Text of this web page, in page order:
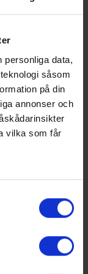
personliga data,
såsom
på din
annonser och
vilka som får
flera meter